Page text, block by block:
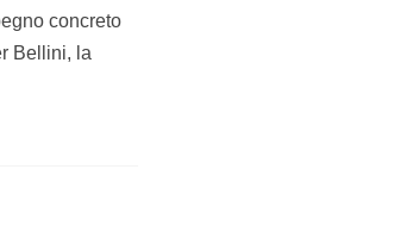
concreto
Bellini, la